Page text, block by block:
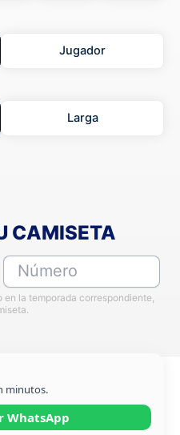
Jugador
Larga
CAMISETA
Número
la temporada correspondiente,
minutos.
WhatsApp